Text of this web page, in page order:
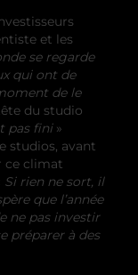
et les
se regarde
qui ont de
de le
du studio
pas fini»
studios, avant
ce climat
Si rien ne sort, il
que l’année
ne pas investir
préparer à des